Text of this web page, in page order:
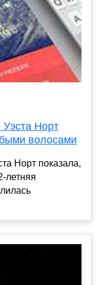
Норт
волосами
Норт показала,
летняя